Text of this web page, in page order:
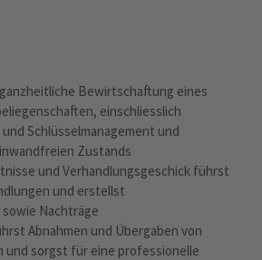
Bewirtschaftung eines
einschliesslich
Schlüsselmanagement und
Zustands
und Verhandlungsgeschick führst
und erstellst
Nachträge
Abnahmen und Übergaben von
und sorgst für eine professionelle